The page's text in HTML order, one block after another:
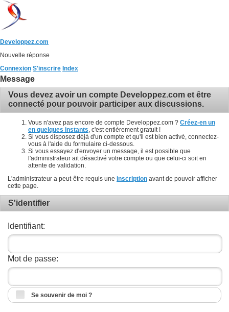
Developpez.com
Nouvelle réponse
Connexion S'inscrire Index
Message
Vous devez avoir un compte Developpez.com et être
connecté pour pouvoir participer aux discussions.
Vous n'avez pas encore de compte Developpez.com ? Créez-en un
en quelques instants , c'est entièrement gratuit !
Si vous disposez déjà d'un compte et qu'il est bien activé, connectez-
vous à l'aide du formulaire ci-dessous.
Si vous essayez d'envoyer un message, il est possible que
l'administrateur ait désactivé votre compte ou que celui-ci soit en
attente de validation.
L'administrateur a peut-être requis une inscription avant de pouvoir afficher
cette page.
S'identifier
Identifiant:
Mot de passe:
Se souvenir de moi ?